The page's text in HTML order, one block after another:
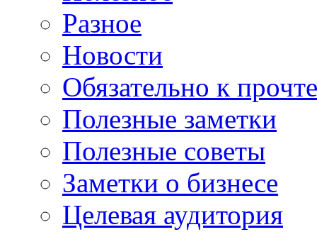
Разное
Новости
Обязательно к
Полезные заметки
Полезные советы
Заметки о бизнесе
Целевая аудитория